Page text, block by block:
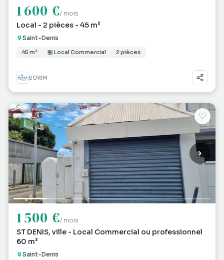
1 600 €/ mois
Local - 2 pièces - 45 m²
Saint-Denis
45 m² 🏪 Local Commercial 2 pièces
SORIM
♡
1 500 €/ mois
ST DENIS, ville - Local Commercial ou professionnel
60 m²
Saint-Denis